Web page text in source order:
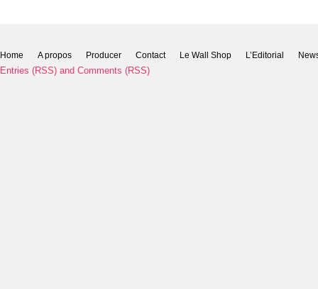
Home A propos Producer Contact Le Wall Shop L’Editorial
Entries (RSS) and Comments (RSS)